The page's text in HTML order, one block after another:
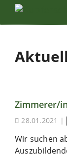
Zimmerer/
28.01.2021 |
Wir suchen